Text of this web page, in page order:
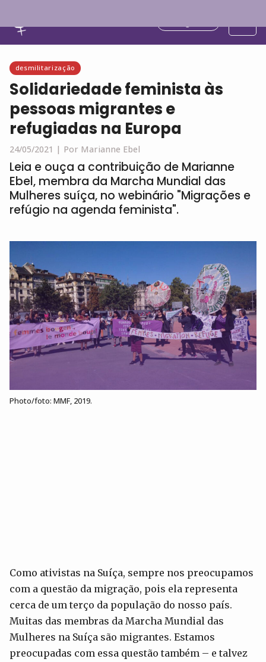
desmilitarização
Solidariedade feminista às
pessoas migrantes e
refugiadas na Europa
24/05/2021 | Por Marianne Ebel
Leia e ouça a contribuição de Marianne
Ebel, membra da Marcha Mundial das
Mulheres suíça, no webinário "Migrações e
refúgio na agenda feminista".
Photo/foto: MMF, 2019.
Como ativistas na Suíça, sempre nos preocupamos
com a questão da migração, pois ela representa
cerca de um terço da população do nosso país.
Muitas das membras da Marcha Mundial das
Mulheres na Suíça são migrantes. Estamos
preocupadas com essa questão também – e talvez